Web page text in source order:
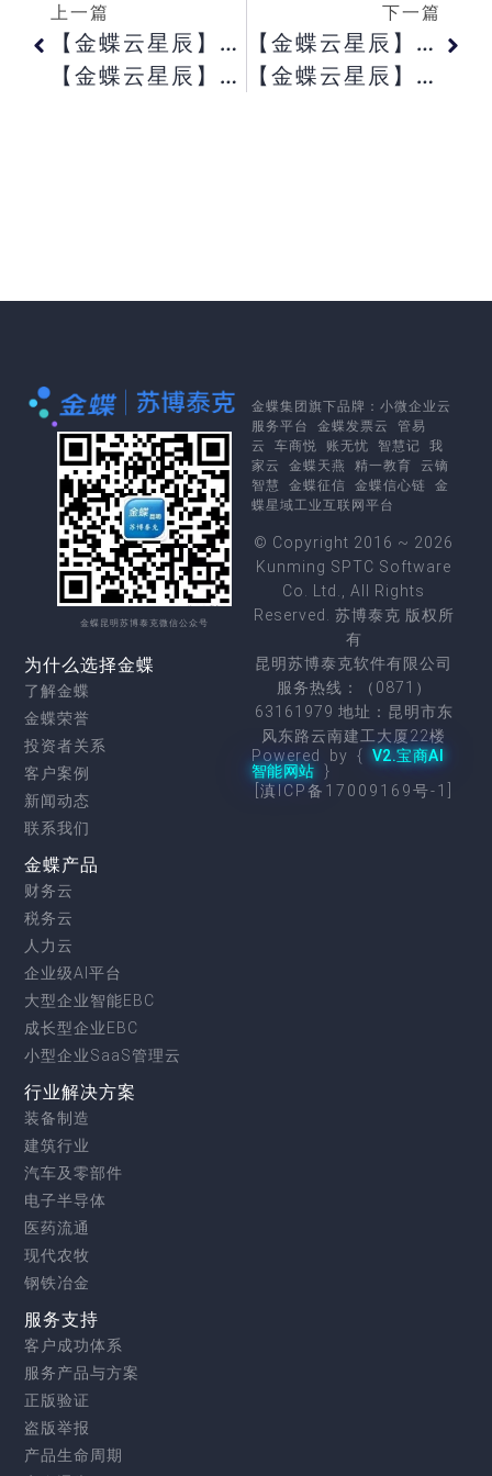
上一篇
【金蝶云星辰】导入会计凭证提示:本位币金额为零，无法导入?
【金蝶云星辰】审核凭证，如何操作?
下一篇
【金蝶云星辰】导出的销货单记录明细怎么没有客户地址详细信息?
【金蝶云星辰】销售订单记录可以根据商品查询吗?
金蝶昆明苏博泰克微信公众号
为什么选择金蝶
了解金蝶
金蝶荣誉
投资者关系
客户案例
新闻动态
联系我们
金蝶产品
财务云
税务云
人力云
企业级AI平台
大型企业智能EBC
成长型企业EBC
小型企业SaaS管理云
行业解决方案
装备制造
建筑行业
汽车及零部件
电子半导体
医药流通
现代农牧
钢铁冶金
服务支持
客户成功体系
服务产品与方案
正版验证
盗版举报
产品生命周期
金蝶集团 旗下品牌： 小微企业云
服务平台
金蝶发票云
管易
云
车商悦 账无忧 智慧记
我
家云
金蝶天燕 精一教育
云镝
智慧
金蝶征信 金蝶信心链
金
蝶星域工业互联网平台
© Copyright 2016 ~ 2026
Kunming SPTC Software
Co. Ltd., All Rights
Reserved. 苏博泰克 版权所
有
昆明苏博泰克软件有限公司
服务热线：（0871）
63161979 地址：昆明市东
风东路云南建工大厦22楼
Powered by { V2.宝商AI
智能网站 }
[滇ICP备17009169号-1]